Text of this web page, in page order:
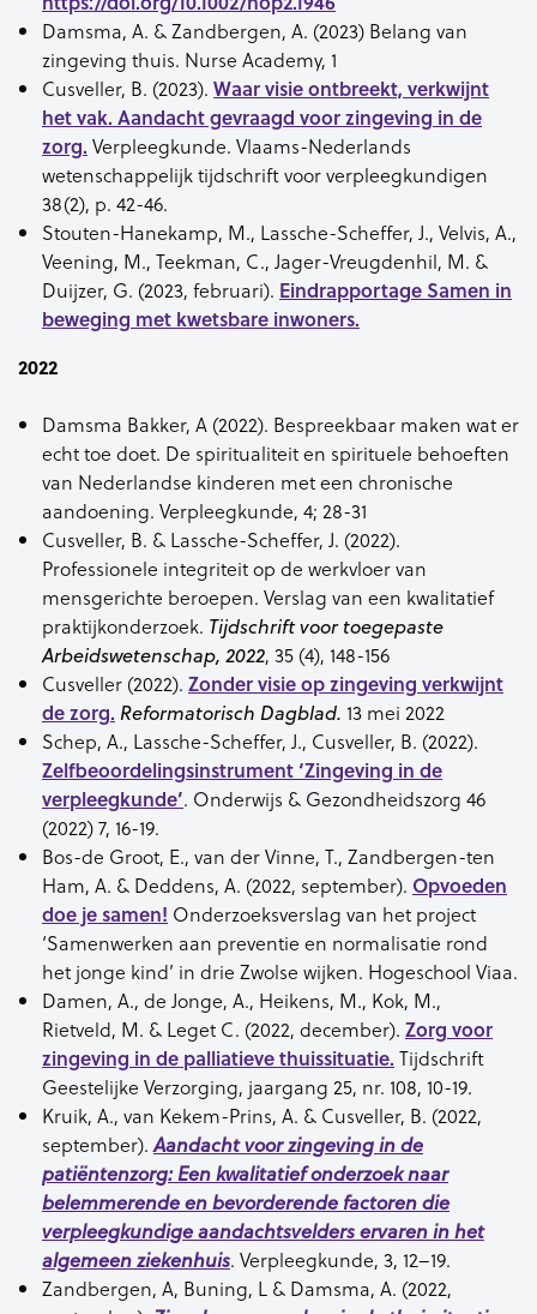
Damsma, A. & Zandbergen, A. (2023) Belang van
zingeving thuis. Nurse Academy, 1
Cusveller, B. (2023). Waar visie ontbreekt, verkwijnt
het vak. Aandacht gevraagd voor zingeving in de
zorg. Verpleegkunde. Vlaams-Nederlands
wetenschappelijk tijdschrift voor verpleegkundigen
38(2), p. 42-46.
Stouten-Hanekamp, M., Lassche-Scheffer, J., Velvis, A.,
Veening, M., Teekman, C., Jager-Vreugdenhil, M. &
Duijzer, G. (2023, februari). Eindrapportage Samen in
beweging met kwetsbare inwoners.
2022
Damsma Bakker, A (2022). Bespreekbaar maken wat er
echt toe doet. De spiritualiteit en spirituele behoeften
van Nederlandse kinderen met een chronische
aandoening. Verpleegkunde, 4; 28-31
Cusveller, B. & Lassche-Scheffer, J. (2022).
Professionele integriteit op de werkvloer van
mensgerichte beroepen. Verslag van een kwalitatief
praktijkonderzoek. Tijdschrift voor toegepaste
Arbeidswetenschap, 2022, 35 (4), 148-156
Cusveller (2022). Zonder visie op zingeving verkwijnt
de zorg. Reformatorisch Dagblad. 13 mei 2022
Schep, A., Lassche-Scheffer, J., Cusveller, B. (2022).
Zelfbeoordelingsinstrument ‘Zingeving in de
verpleegkunde’. Onderwijs & Gezondheidszorg 46
(2022) 7, 16-19.
Bos-de Groot, E., van der Vinne, T., Zandbergen-ten
Ham, A. & Deddens, A. (2022, september). Opvoeden
doe je samen! Onderzoeksverslag van het project
‘Samenwerken aan preventie en normalisatie rond
het jonge kind’ in drie Zwolse wijken. Hogeschool Viaa.
Damen, A., de Jonge, A., Heikens, M., Kok, M.,
Rietveld, M. & Leget C. (2022, december). Zorg voor
zingeving in de palliatieve thuissituatie. Tijdschrift
Geestelijke Verzorging, jaargang 25, nr. 108, 10-19.
Kruik, A., van Kekem-Prins, A. & Cusveller, B. (2022,
september).Aandacht voor zingeving in de
patiëntenzorg: Een kwalitatief onderzoek naar
belemmerende en bevorderende factoren die
verpleegkundige aandachtsvelders ervaren in het
algemeen ziekenhuis. Verpleegkunde, 3, 12–19.
Zandbergen, A, Buning, L & Damsma, A. (2022,